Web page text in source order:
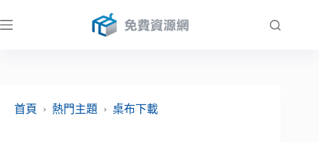
至
首頁
› 熱門主題 › 桌布下載